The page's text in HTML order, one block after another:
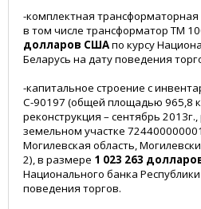
-комплектная
в том числе трансформатор ТМ
долларов СШАпо курсу
Беларусь на дату поведения
-капитальное строение с
С-90197 (общей площадью 965,8
реконструкция – сентябрь
земельном участке
Могилевская область,
2), в размере 1 023 263
Национального банка
поведения торгов.